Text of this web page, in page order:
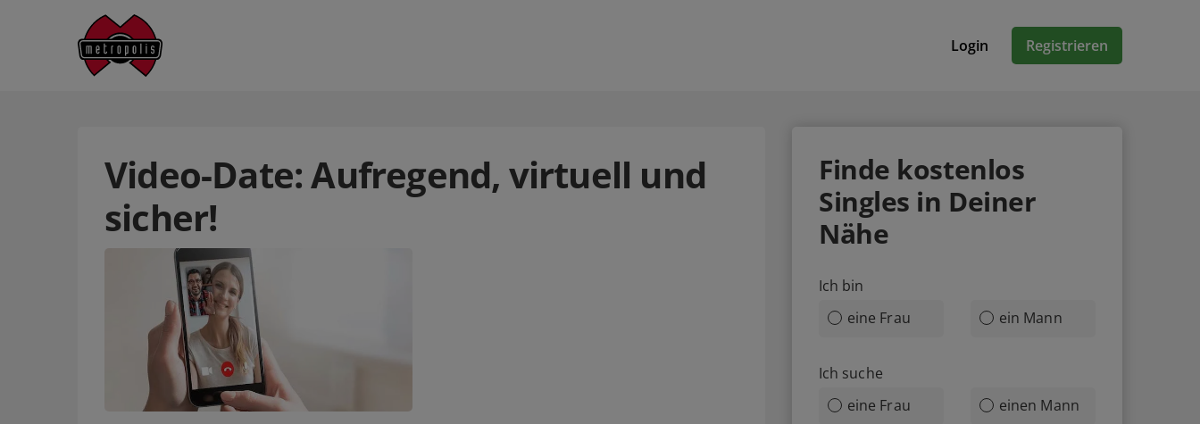
Login Registrieren
Video-Date: Aufregend, virtuell und
sicher!
Finde kostenlos
Singles in Deiner
Nähe
Ich bin
eine Frau
ein Mann
Ich suche
eine Frau
einen Mann